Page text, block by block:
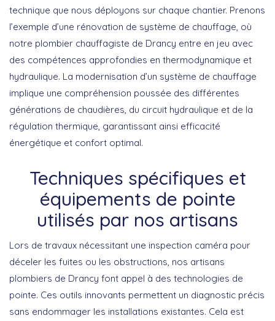
technique que nous déployons sur chaque chantier. Prenons
l’exemple d’une rénovation de système de chauffage , où
notre plombier chauffagiste de Drancy entre en jeu avec
des compétences approfondies en thermodynamique et
hydraulique. La modernisation d’un système de chauffage
implique une compréhension poussée des différentes
générations de chaudières, du circuit hydraulique et de la
régulation thermique, garantissant ainsi efficacité
énergétique et confort optimal.
Techniques spécifiques et
équipements de pointe
utilisés par nos artisans
Lors de travaux nécessitant une inspection caméra pour
déceler les fuites ou les obstructions, nos artisans
plombiers de Drancy font appel à des technologies de
pointe. Ces outils innovants permettent un diagnostic précis
sans endommager les installations existantes. Cela est